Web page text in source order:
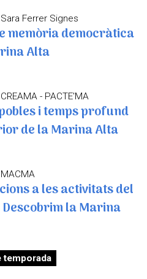
| Sara Ferrer Signes
memòria democràtica
Alta
- PACTE'MA
i temps profund
de la Marina Alta
MACMA
a les activitats del
Descobrim la Marina
temporada